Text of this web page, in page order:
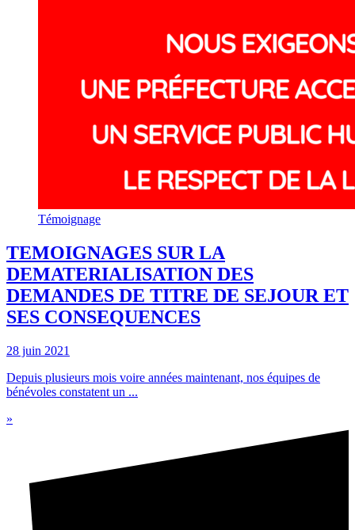
Témoignage
TEMOIGNAGES SUR LA
DEMATERIALISATION DES
DEMANDES DE TITRE DE SEJOUR ET
SES CONSEQUENCES
28 juin 2021
Depuis plusieurs mois voire années maintenant, nos équipes de
bénévoles constatent un ...
»